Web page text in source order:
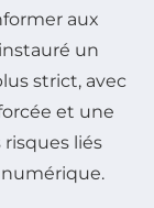
aux
un
strict, avec
et une
liés